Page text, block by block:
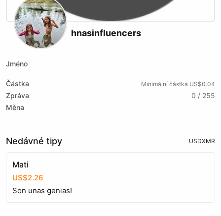
hnasinfluencers
Jméno
Částka Minimální částka US$0.04
Zpráva
0 / 255
Měna
Nedávné tipy USDXMR
Mati
US$2.26
Son unas genias!